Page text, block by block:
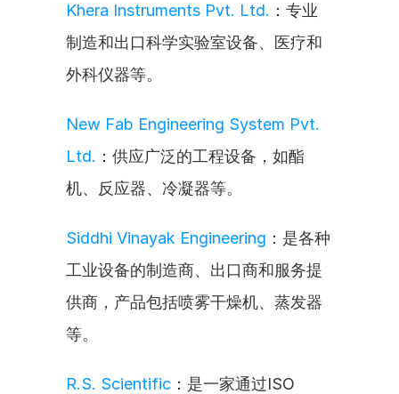
Khera Instruments Pvt. Ltd. ：专业
制造和出口科学实验室设备、医疗和
外科仪器等。
New Fab Engineering System Pvt.
Ltd. ：供应广泛的工程设备，如酯
机、反应器、冷凝器等。
Siddhi Vinayak Engineering ：是各种
工业设备的制造商、出口商和服务提
供商，产品包括喷雾干燥机、蒸发器
等。
R.S. Scientific ：是一家通过ISO